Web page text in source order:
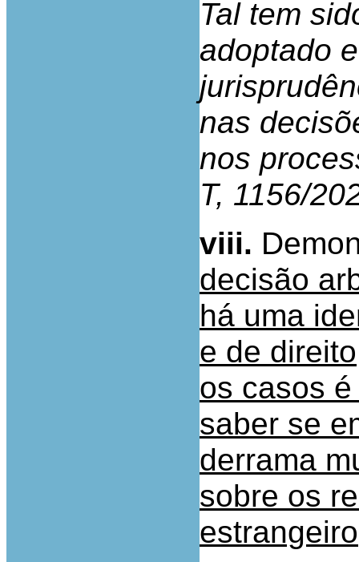
Tal tem
adoptado
nas
nos
T, 1156/
viii.
decisão
há uma
e de
os casos
saber se
derrama
sobre os
estrangeiro